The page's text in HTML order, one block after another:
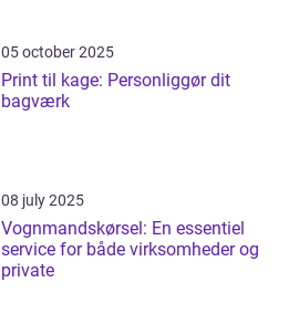
05 october 2025
Print til kage: Personliggør dit
bagværk
08 july 2025
Vognmandskørsel: En essentiel
service for både virksomheder og
private